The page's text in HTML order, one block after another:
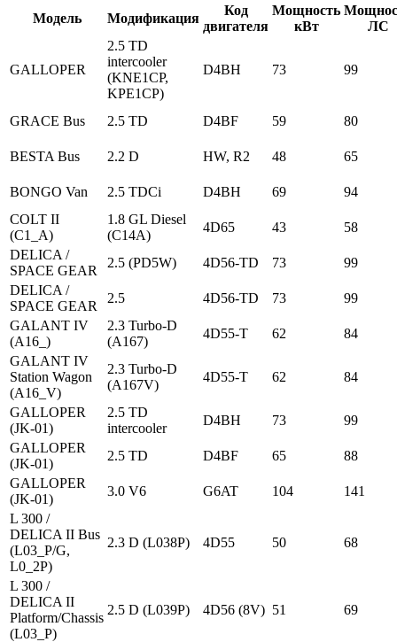
Модель
Модификация
Код
двигателя
Мощность
кВт
ЛС
GALLOPER
2.5 TD
intercooler
(KNE1CP,
KPE1CP)
D4BH 73 99
GRACE Bus 2.5 TD D4BF 59 80
BESTA Bus 2.2 D HW, R2 48 65
BONGO Van 2.5 TDCi D4BH 69
94
COLT II
(C1_A)
1.8 GL Diesel
(C14A)
4D65 43
58
DELICA /
SPACE GEAR
2.5 (PD5W) 4D56-TD 73
99
DELICA /
SPACE GEAR
2.5 4D56-TD 73
99
GALANT IV
(A16_)
2.3 Turbo-D
(A167)
4D55-T 62
84
GALANT IV
Station Wagon
(A16_V)
2.3 Turbo-D
(A167V)
4D55-T 62 84
GALLOPER
(JK-01)
2.5 TD
intercooler
D4BH 73
99
GALLOPER
(JK-01)
2.5 TD D4BF 65
88
GALLOPER
(JK-01)
3.0 V6 G6AT 104
141
L 300 /
DELICA II Bus
(L03_P/G,
L0_2P)
2.3 D (L038P) 4D55 50 68
L 300 /
DELICA II
Platform/Chassis
(L03_P)
2.5 D (L039P) 4D56 (8V) 51 69